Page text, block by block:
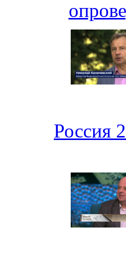
Россия